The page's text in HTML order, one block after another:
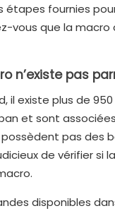
étapes fournies
vous que la macro
n’existe pas
il existe plus de
et sont
pas des
de vérifier
disponibles